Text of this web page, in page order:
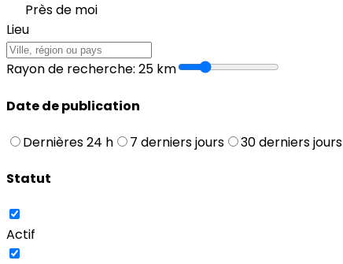
Près de moi
Lieu
Rayon de recherche: 25 km
Date de publication
Dernières 24 h 7 derniers jours 30 derniers jours
Statut
Actif